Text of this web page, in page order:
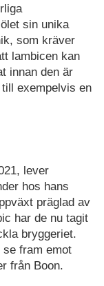
sin unika
som kräver
lambicen kan
innan den är
exempelvis en
lever
hos hans
präglad av
har de nu tagit
bryggeriet.
se fram emot
från Boon.